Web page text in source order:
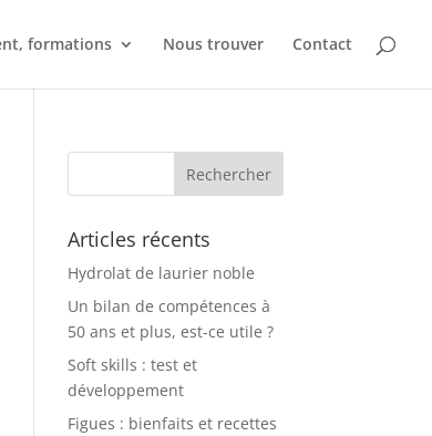
formations Nous trouver Contact
Articles récents
Hydrolat de laurier noble
Un bilan de compétences à
50 ans et plus, est-ce utile ?
Soft skills : test et
développement
Figues : bienfaits et recettes